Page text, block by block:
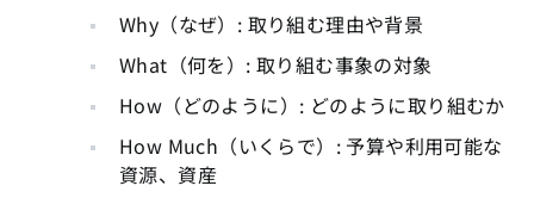
Why（なぜ）: 取り組む理由や背景
What（何を）: 取り組む事象の対象
How（どのように）: どのように取り組むか
How Much（いくらで）: 予算や利用可能な
資源、資産